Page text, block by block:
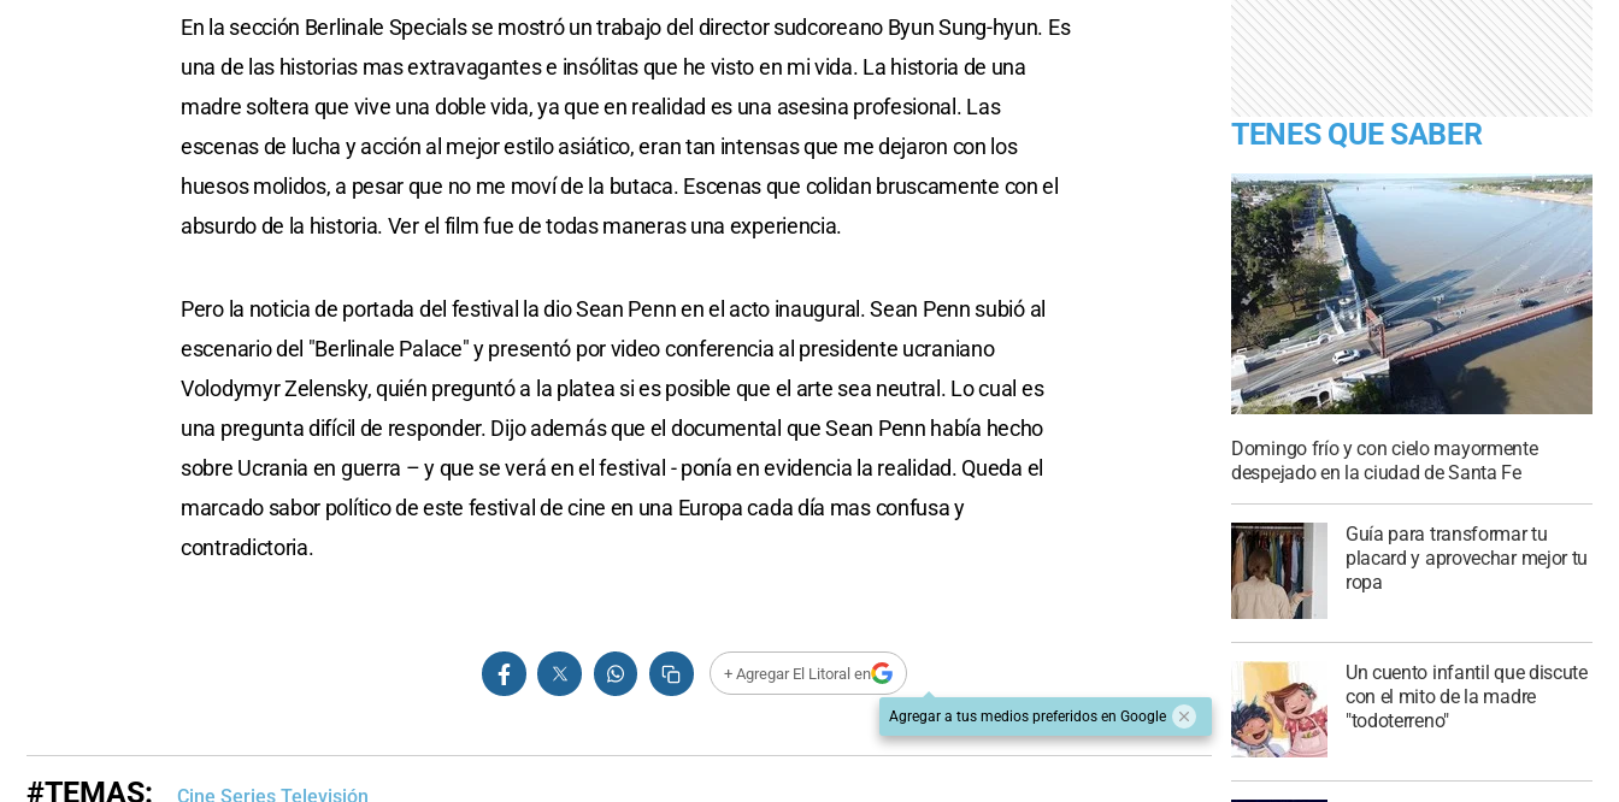
En la sección Berlinale Specials se mostró un trabajo del director sudcoreano Byun Sung-hyun. Es
una de las historias mas extravagantes e insólitas que he visto en mi vida. La historia de una
madre soltera que vive una doble vida, ya que en realidad es una asesina profesional. Las
escenas de lucha y acción al mejor estilo asiático, eran tan intensas que me dejaron con los
huesos molidos, a pesar que no me moví de la butaca. Escenas que colidan bruscamente con el
absurdo de la historia. Ver el film fue de todas maneras una experiencia.
Pero la noticia de portada del festival la dio Sean Penn en el acto inaugural. Sean Penn subió al
escenario del "Berlinale Palace" y presentó por video conferencia al presidente ucraniano
Volodymyr Zelensky, quién preguntó a la platea si es posible que el arte sea neutral. Lo cual es
una pregunta difícil de responder. Dijo además que el documental que Sean Penn había hecho
sobre Ucrania en guerra – y que se verá en el festival - ponía en evidencia la realidad. Queda el
marcado sabor político de este festival de cine en una Europa cada día mas confusa y
contradictoria.
+ Agregar El Litoral en
Agregar a tus medios preferidos en Google
#TEMAS: Cine Series Televisión
TENES QUE SABER
Domingo frío y con cielo mayormente
despejado en la ciudad de Santa Fe
Guía para transformar tu
placard y aprovechar mejor tu
ropa
Un cuento infantil que discute
con el mito de la madre
"todoterreno"